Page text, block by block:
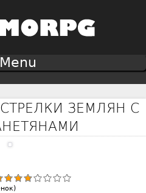
ЗЕМЛЯН С